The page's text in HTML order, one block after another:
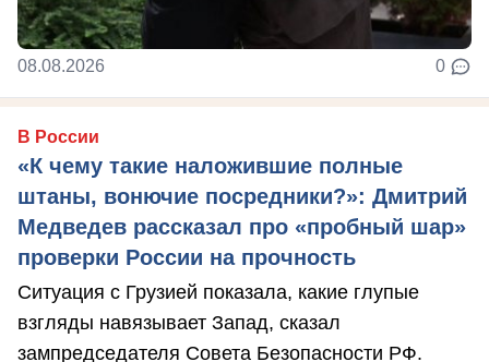
08.08.2026 0
В России
«К чему такие наложившие полные
штаны, вонючие посредники?»: Дмитрий
Медведев рассказал про «пробный шар»
проверки России на прочность
Ситуация с Грузией показала, какие глупые
взгляды навязывает Запад, сказал
зампредседателя Совета Безопасности РФ.